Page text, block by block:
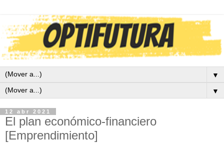
▼
▼
12 abr 2021
El plan económico-financiero
[Emprendimiento]